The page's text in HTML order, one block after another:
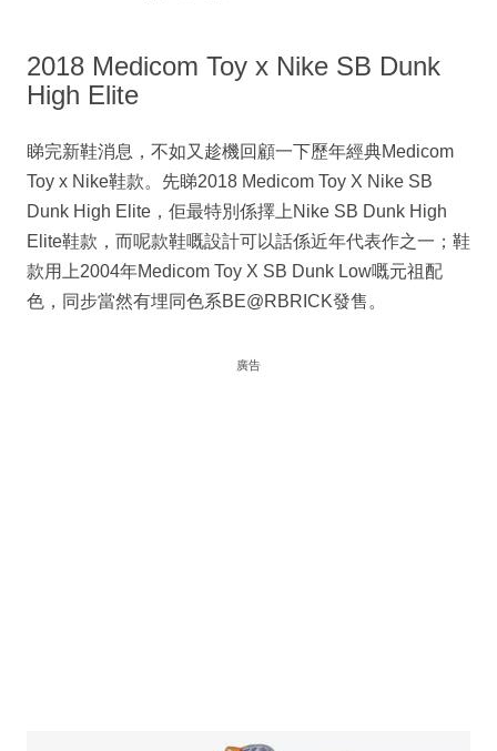
2018 Medicom Toy x Nike SB Dunk
High Elite
睇完新鞋消息，不如又趁機回顧一下歷年經典Medicom
Toy x Nike鞋款。先睇2018 Medicom Toy X Nike SB
Dunk High Elite，佢最特別係擇上Nike SB Dunk High
Elite鞋款，而呢款鞋嘅設計可以話係近年代表作之一；鞋
款用上2004年Medicom Toy X SB Dunk Low嘅元祖配
色，同步當然有埋同色系BE@RBRICK發售。
廣告